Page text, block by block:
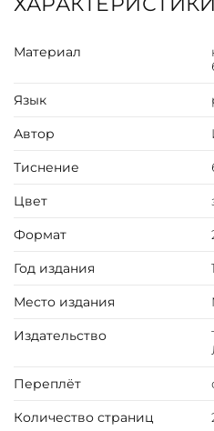
врачебный инспектор,
Материал
Язык
Автор
Тиснение
Цвет
Формат
Год издания
Место издания
Издательство
Переплёт
Количество страниц